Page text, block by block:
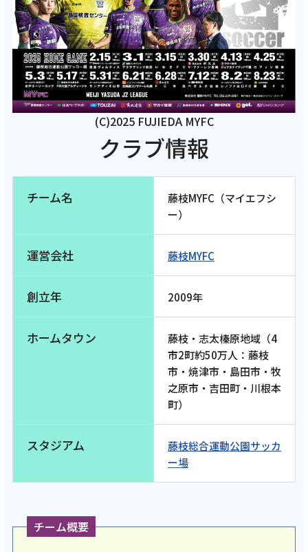
【ケーブルテレビ・一体感MYFC】2026年5月
後半回 山﨑絢心選手インタビュー＆山口茉椰
選手のインタビュー後編とホームゲームでの
サポーターズボイスを特集しました！【トコ
チャン】
2026年5月14日
【藤枝MYFC応援番組 一体感MYFC 第163話】
高卒ルーキー山﨑絢心選手への独占インタビ
離せません！「2026年5月前半回」
記事を読む
2026年5月7日
【藤枝MYFC応援番組 一体感MYFC 第162話】
(C)2025 FUJIEDA MYFC
クラブ情報
チーム名
藤枝MYFC（マイエフシ
ー）
運営会社 藤枝MYFC
創立年 2009年
ホームタウン
藤枝・志太榛原地域（4
市2町約50万人：藤枝
市・焼津市・島田市・牧
之原市・吉田町・川根本
町）
スタジアム
藤枝総合運動公園サッカ
ー場
チーム概要